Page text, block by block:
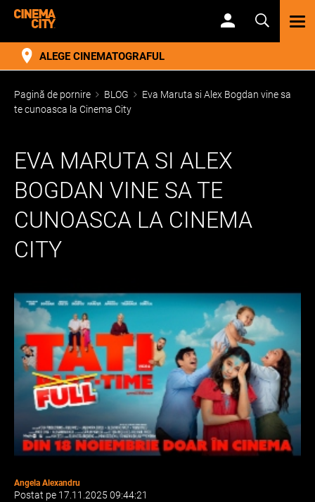
ALEGE CINEMATOGRAFUL
Pagină de pornire BLOG
Eva Maruta si Alex Bogdan vine sa
te cunoasca la Cinema City
EVA MARUTA SI ALEX
BOGDAN VINE SA TE
CUNOASCA LA CINEMA
CITY
Angela Alexandru
Postat pe 17.11.2025 09:44:21